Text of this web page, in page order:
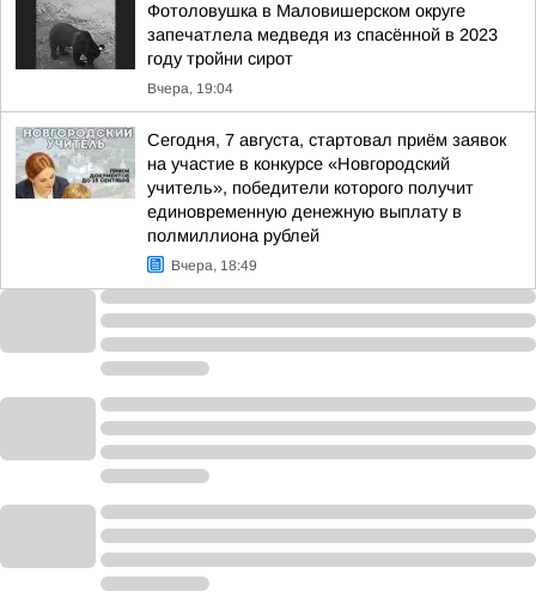
Фотоловушка в Маловишерском округе
запечатлела медведя из спасённой в 2023
году тройни сирот
Вчера, 19:04
Сегодня, 7 августа, стартовал приём заявок
на участие в конкурсе «Новгородский
учитель», победители которого получит
единовременную денежную выплату в
полмиллиона рублей
Вчера, 18:49